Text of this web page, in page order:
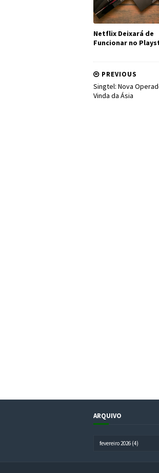
Netflix Deixará de
Funcionar no
PREVIOUS
Singtel: Nova
Vinda da Ásia
ARQUIVO